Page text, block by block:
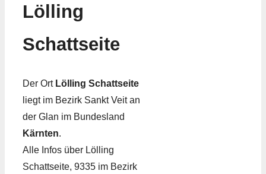
Lölling
Schattseite
Der Ort Lölling Schattseite
liegt im Bezirk Sankt Veit an
der Glan im Bundesland
Kärnten.
Alle Infos über Lölling
Schattseite, 9335 im Bezirk